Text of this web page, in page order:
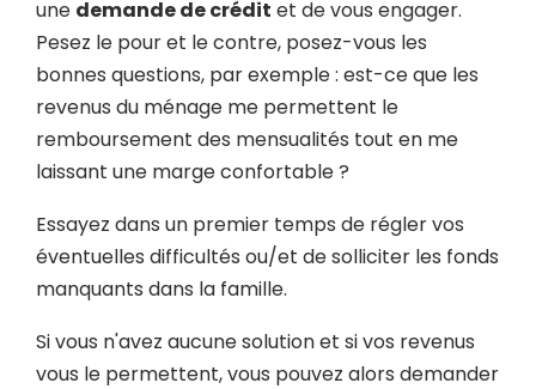
une demande de crédit et de vous engager.
Pesez le pour et le contre, posez-vous les
bonnes questions, par exemple : est-ce que les
revenus du ménage me permettent le
remboursement des mensualités tout en me
laissant une marge confortable ?
Essayez dans un premier temps de régler vos
éventuelles difficultés ou/et de solliciter les fonds
manquants dans la famille.
Si vous n'avez aucune solution et si vos revenus
vous le permettent, vous pouvez alors demander